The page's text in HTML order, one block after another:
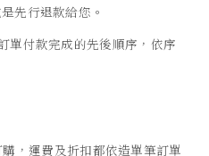
先行退款給您。
單付款完成的先後順序，依序
，運費及折扣都依造單筆訂單